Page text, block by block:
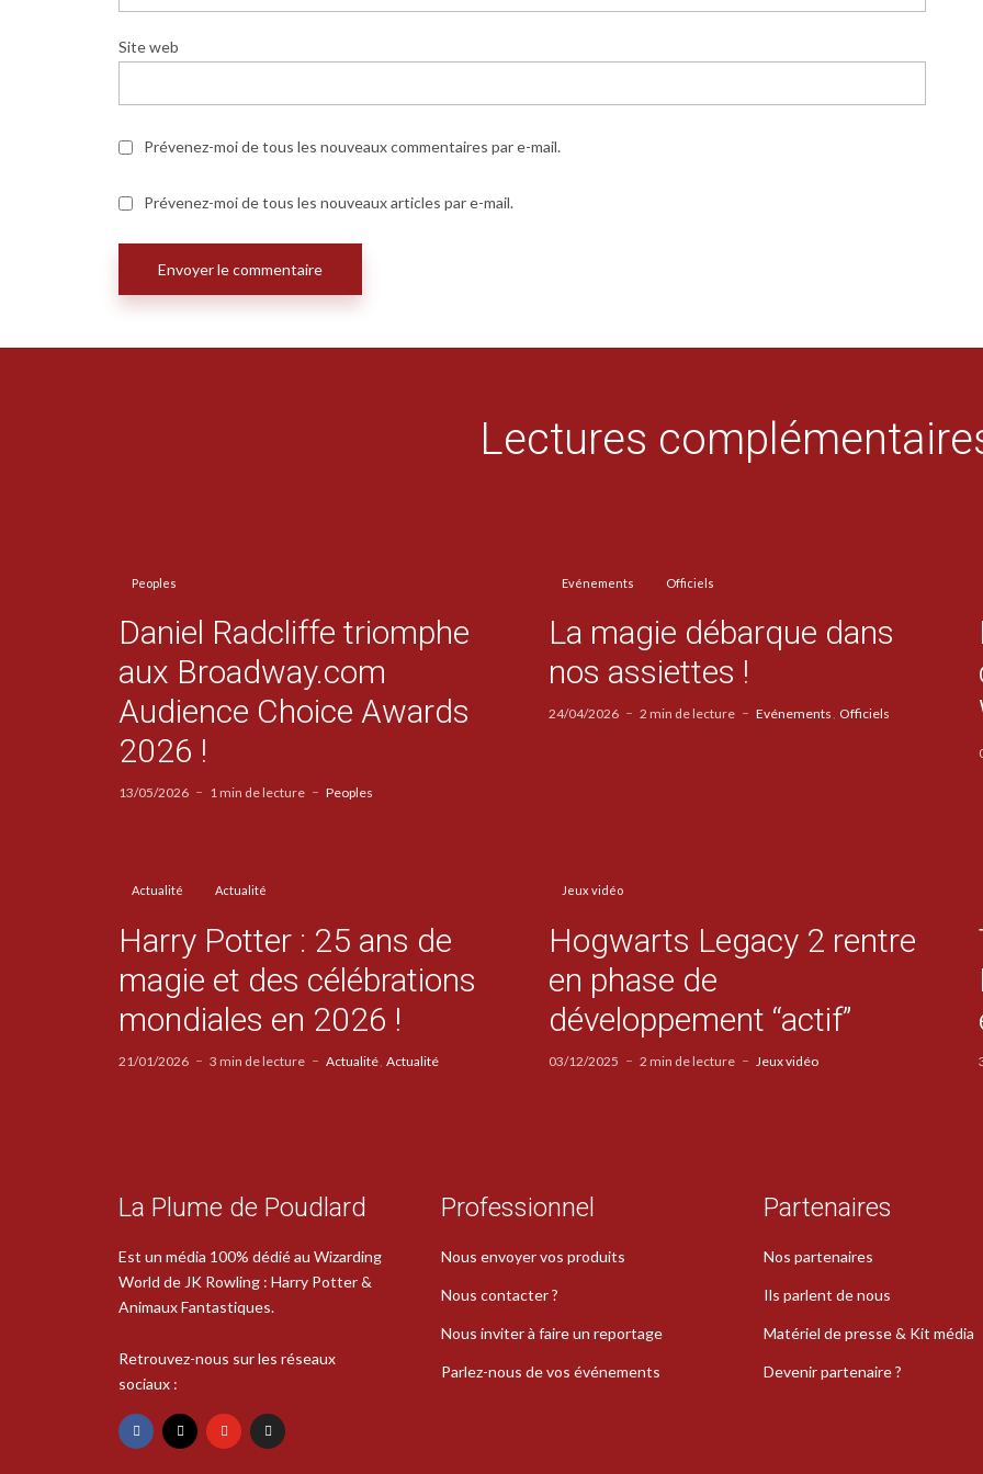
Site web
Prévenez-moi de tous les nouveaux commentaires par e-mail.
Prévenez-moi de tous les nouveaux articles par e-mail.
Lectures
Peoples
Daniel Radcliffe triomphe
aux Broadway.com
Audience Choice Awards
2026 !
13/05/2026 1 min de lecture Peoples
Evénements Officiels
La magie débarque dans
nos assiettes !
24/04/2026 2 min de lecture Evénements Officiels
Actualité Actualité
Harry Potter : 25 ans de
magie et des célébrations
mondiales en 2026 !
21/01/2026 3 min de lecture Actualité Actualité
Jeux vidéo
Hogwarts Legacy 2 rentre
en phase de
développement “actif”
03/12/2025 2 min de lecture Jeux vidéo
La Plume de Poudlard
Est un média 100% dédié au Wizarding
World de JK Rowling : Harry Potter &
Animaux Fantastiques.
Retrouvez-nous sur les réseaux
sociaux :
Professionnel
Nous envoyer vos produits
Nous contacter ?
Nous inviter à faire un reportage
Parlez-nous de vos événements
Partenaires
Nos partenaires
Ils parlent de nous
Matériel de presse & Kit média
Devenir partenaire ?